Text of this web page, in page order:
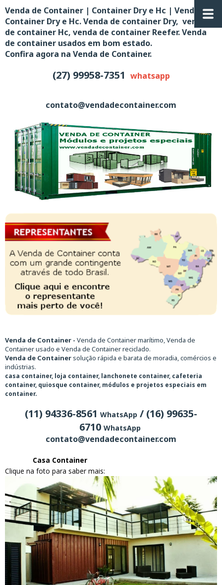
Venda de Container | Container Dry e Hc | Venda de
Container Dry e Hc. Venda de container Dry, venda
de container Hc, venda de container Reefer. Venda
de container usados em bom estado.
Confira agora na Venda de Container.
(27) 99958-7351 whatsapp
contato@vendadecontainer.com
Venda de Container - Venda de Container marítimo, Venda de
Container usado e Venda de Container reciclado.
Venda de Containersolução rápida e barata de moradia, comércios e
indústrias.
casa container, loja container, lanchonete container, cafeteria
container, quiosque container, módulos e projetos especiais em
container.
(11) 94336-8561 WhatsApp / (16) 99635-
6710 WhatsApp
contato@vendadecontainer.com
Casa Container
Clique na foto para saber mais: